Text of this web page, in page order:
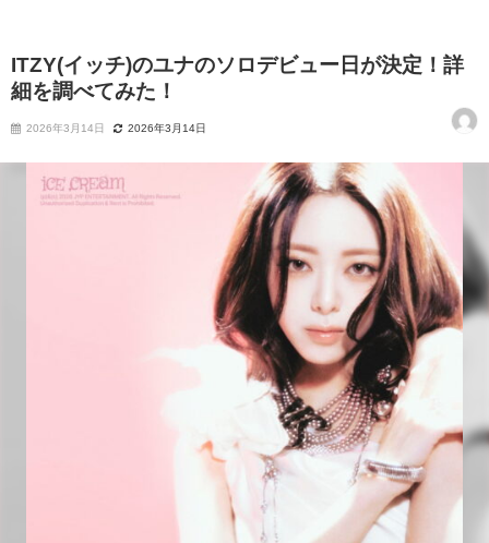
ITZY(イッチ)のユナのソロデビュー日が決定！詳
細を調べてみた！
2026年3月14日 2026年3月14日